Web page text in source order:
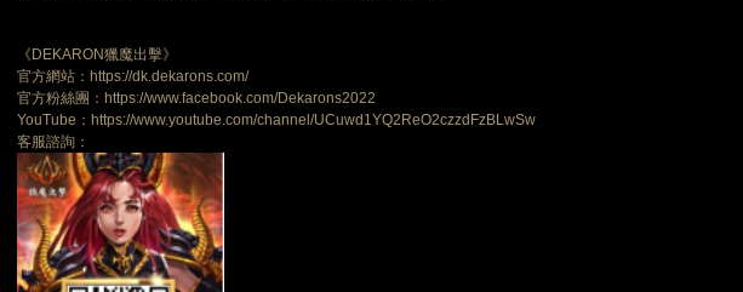
《DEKARON獵魔出擊》
官方網站：https://dk.dekarons.com/
官方粉絲團：https://www.facebook.com/Dekarons2022
YouTube：https://www.youtube.com/channel/UCuwd1YQ2ReO2czzdFzBLwSw
客服諮詢：